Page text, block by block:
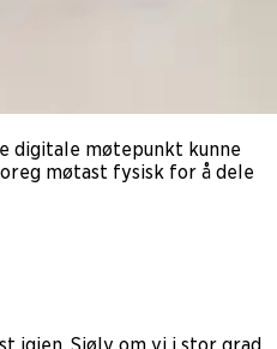
digitale møtepunkt kunne
møtast fysisk for å dele